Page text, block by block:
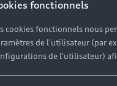
fonctionnels
cookies fonctionnels nous
de l'utilisateur (par
de l'utilisateur)